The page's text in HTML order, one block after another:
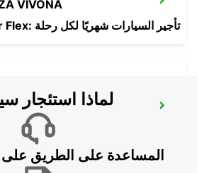
VIVONA
Europcar Flex: تأجير السيارات شهريًا لكل رحلة
لماذا استئجار
المساعدة على الطريق على مدار